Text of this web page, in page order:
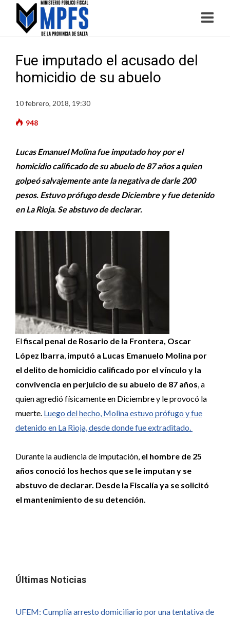
Fue imputado el acusado del
homicidio de su abuelo
10 febrero, 2018, 19:30
948
Lucas Emanuel Molina fue imputado hoy por el
homicidio calificado de su abuelo de 87 años a quien
golpeó salvajemente ante la negativa de darle 200
pesos. Estuvo prófugo desde Diciembre y fue detenido
en La Rioja. Se abstuvo de declarar.
Elfiscal penal de Rosario de la Frontera, Oscar
López Ibarra, imputó a Lucas Emanuelo Molina por
el delito de homicidio calificado por el vínculo y la
convivencia en perjuicio de su abuelo de 87 años, a
quien agredió físicamente en Diciembre y le provocó la
muerte. Luego del hecho, Molina estuvo prófugo y fue
detenido en La Rioja, desde donde fue extraditado.
Durante la audiencia de imputación, el hombre de 25
años conoció los hechos que se le imputan y se
abstuvo de declarar. Desde la Fiscalía ya se solicitó
el mantenimiento de su detención.
Últimas Noticias
UFEM: Cumplía arresto domiciliario por una tentativa de